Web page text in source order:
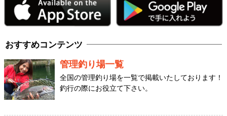
おすすめコンテンツ
管理釣り場一覧
全国の管理釣り場を一覧で掲載いたしております！
釣行の際にお役立て下さい。